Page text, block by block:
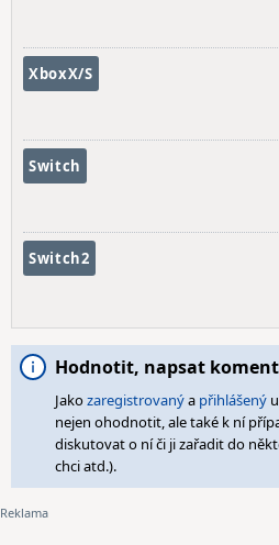
XboxX/S
Switch
Switch2
Hodnotit, napsat
Jakozaregistrovanýa přihlášený
nejen ohodnotit, ale také k ní
diskutovat o ní či ji zařadit do
chci atd.).